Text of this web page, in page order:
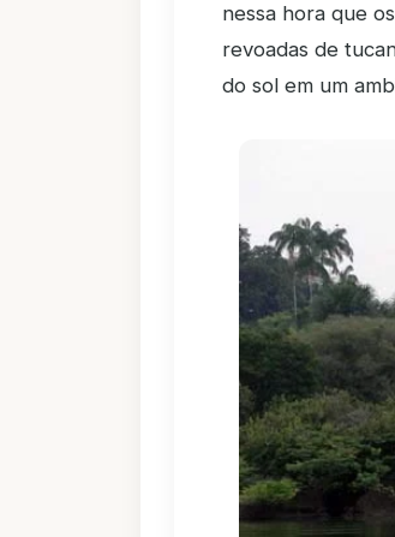
nessa hora que
revoadas de
do sol em um